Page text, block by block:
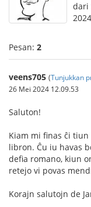
dari
2024
Pesan: 2
veens705 (Tunjukkan
26 Mei 2024 12.09.53
Saluton!
Kiam mi finas ĉi
libron. Ĉu iu havas
defia romano, kiun
retejo vi povas
Korajn salutojn de